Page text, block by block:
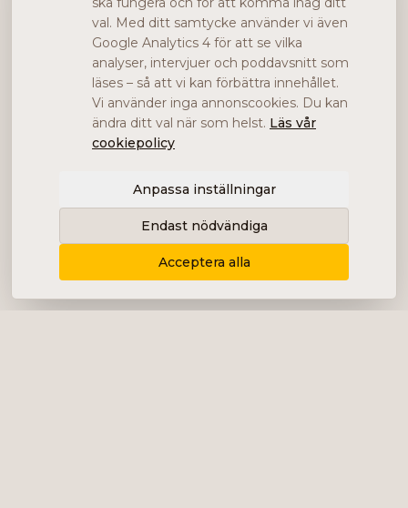
val. Med ditt samtycke använder vi även
Google Analytics 4 för att se vilka
analyser, intervjuer och poddavsnitt som
läses – så att vi kan förbättra innehållet.
Vi använder inga annonscookies. Du kan
ändra ditt val när som helst. Läs vår
cookiepolicy
Anpassa inställningar
Endast nödvändiga
Acceptera alla